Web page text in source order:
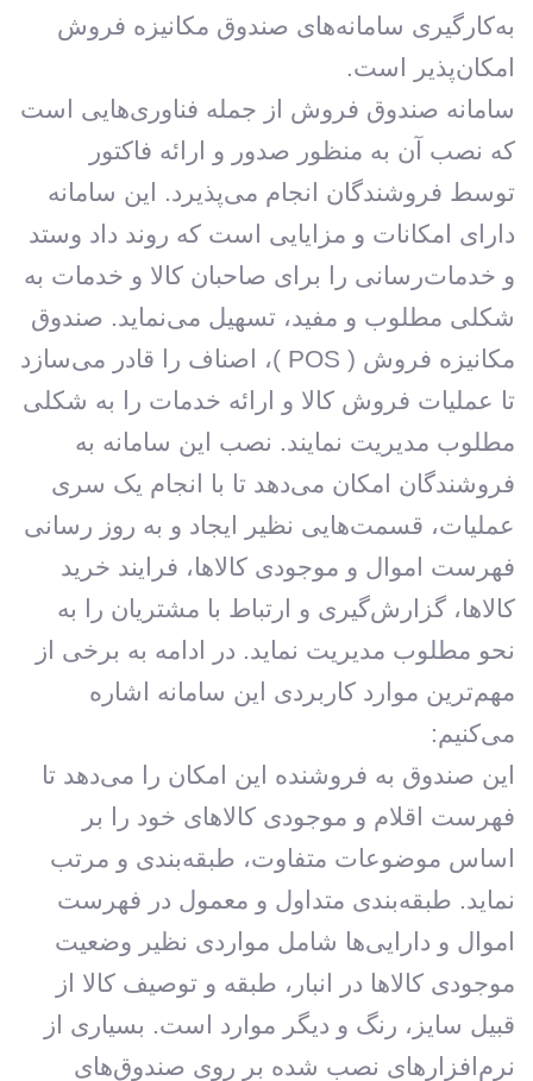
به‌کارگیری سامانه‌های صندوق مکانیزه فروش
امکان‌پذیر است.
سامانه صندوق فروش از جمله فناوری‌هایی است
که نصب آن به منظور صدور و ارائه فاکتور
توسط فروشندگان انجام می‌پذیرد. این سامانه
دارای امکانات و مزایایی است که روند داد وستد
و خدمات‌رسانی را برای صاحبان کالا و خدمات به
شکلی مطلوب و مفید، تسهیل می‌نماید. صندوق
مکانیزه فروش ( POS )، اصناف را قادر می‌سازد
تا عملیات فروش کالا و ارائه خدمات را به شکلی
مطلوب مدیریت نمایند. نصب این سامانه به
فروشندگان امکان می‌دهد تا با انجام یک سری
عملیات، قسمت‌هایی نظیر ایجاد و به روز رسانی
فهرست اموال و موجودی کالاها، فرایند خرید
کالاها، گزارش‌گیری و ارتباط با مشتریان را به
نحو مطلوب مدیریت نماید. در ادامه به برخی از
مهم‌ترین موارد کاربردی این سامانه اشاره
می‌کنیم:
این صندوق به فروشنده این امکان را می‌دهد تا
فهرست اقلام و موجودی کالاهای خود را بر
اساس موضوعات متفاوت، طبقه‌بندی و مرتب
نماید. طبقه‌بندی متداول و معمول در فهرست
اموال و دارایی‌ها شامل مواردی نظیر وضعیت
موجودی کالاها در انبار، طبقه و توصیف کالا از
قبیل سایز، رنگ و دیگر موارد است. بسیاری از
نرم‌افزارهای نصب شده بر روی صندوق‌های